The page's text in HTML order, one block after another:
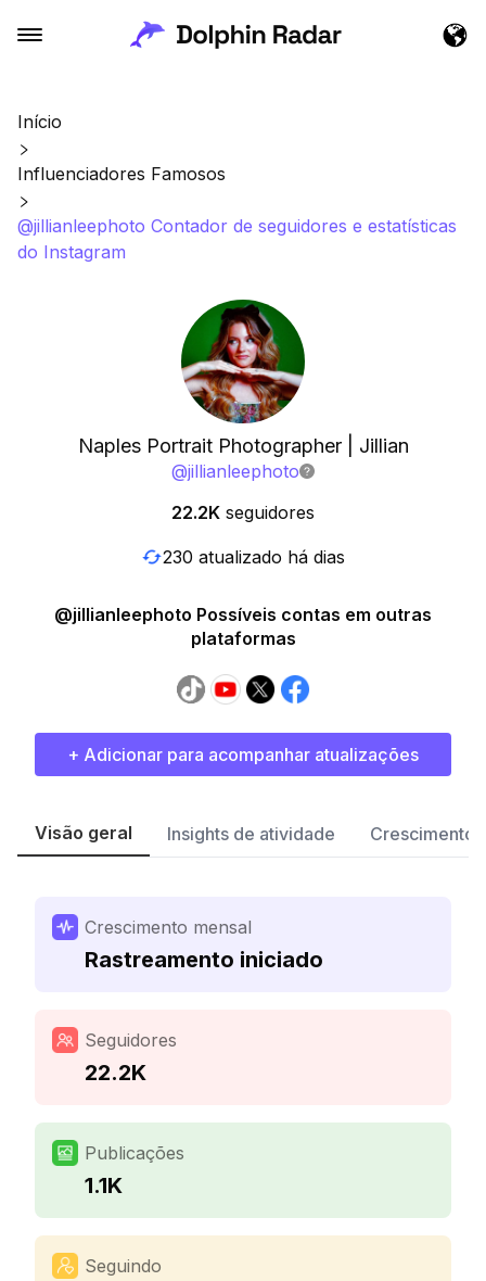
Início
Influenciadores Famosos
@jillianleephoto Contador de seguidores e estatísticas
do Instagram
Naples Portrait Photographer | Jillian
@jillianleephoto
22.2K seguidores
230 atualizado há dias
@jillianleephoto Possíveis contas em outras
plataformas
+ Adicionar para acompanhar atualizações
Visão geral Insights de atividade Crescimento
Crescimento mensal
Rastreamento iniciado
Seguidores
22.2K
Publicações
1.1K
Seguindo